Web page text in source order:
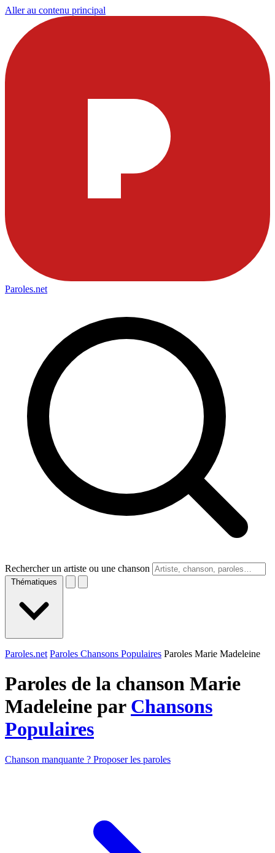
Aller au contenu principal
Paroles.net
Rechercher un artiste ou une chanson
Thématiques
Paroles.net Paroles Chansons Populaires Paroles Marie Madeleine
Paroles de la chanson Marie
Madeleine par Chansons
Populaires
Chanson manquante ? Proposer les paroles